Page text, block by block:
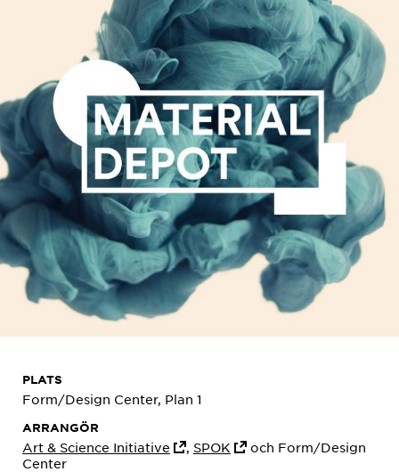
PLATS
Form/Design Center, Plan 1
ARRANGÖR
Art & Science Initiative , SPOK
och Form/Design
Center